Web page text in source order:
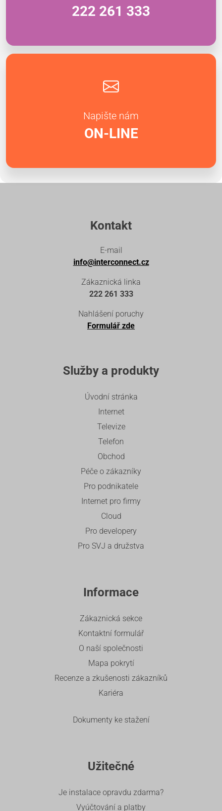
222 261 333
Napište nám
ON-LINE
Kontakt
E-mail
info@interconnect.cz
Zákaznická linka
222 261 333
Nahlášení poruchy
Formulář zde
Služby a produkty
Úvodní stránka
Internet
Televize
Telefon
Obchod
Péče o zákazníky
Pro podnikatele
Internet pro firmy
Cloud
Pro developery
Pro SVJ a družstva
Informace
Zákaznická sekce
Kontaktní formulář
O naší společnosti
Mapa pokrytí
Recenze a zkušenosti zákazníků
Kariéra
Dokumenty ke stažení
Užitečné
Je instalace opravdu zdarma?
Vyúčtování a platby